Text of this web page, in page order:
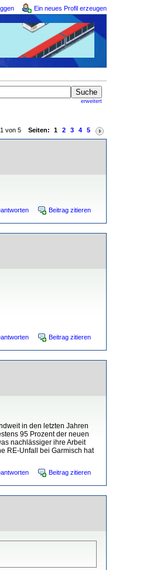
Ein neues Profil erzeugen
erweitert
1 von 5 Seiten: 1 2 3 4 5
Beitrag zitieren
Beitrag zitieren
in den letzten Jahren
95 Prozent der neuen
nachlässiger ihre Arbeit
RE-Unfall bei Garmisch hat
Beitrag zitieren